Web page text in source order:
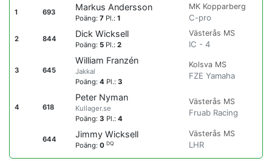
1 693 Markus Andersson
Poäng:7 Pl.:1
MK Kopparberg
C-pro
2 844 Dick Wicksell
Poäng: 5 Pl.:2
Västerås MS
IC - 4
3 645
William Franzén
Jakkal
Poäng:4 Pl.:3
Kolsva MS
FZE Yamaha
4 618
Peter Nyman
Kullager.se
Poäng:3 Pl.:4
Västerås MS
Fruab Racing
644 Jimmy Wicksell
Poäng:0DQ
Västerås MS
LHR